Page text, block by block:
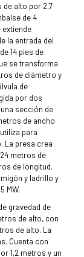
de alto por 2,7
de 4
extiende
la entrada del
14 pies de
se transforma
de diámetro y
de
por dos
sección de
de ancho
para
La presa crea
metros de
de longitud.
y ladrillo y
MW.
gravedad de
de alto, con
de alto. La
Cuenta con
1,2 metros y un